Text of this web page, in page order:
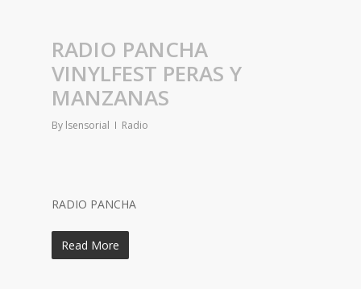
RADIO PANCHA
VINYLFEST PERAS Y
MANZANAS
By lsensorial Radio
RADIO PANCHA
Read More